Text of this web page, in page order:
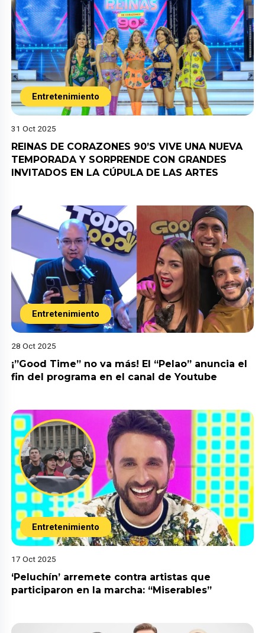
Entretenimiento
31 Oct 2025
REINAS DE CORAZONES 90’S VIVE UNA NUEVA
TEMPORADA Y SORPRENDE CON GRANDES
INVITADOS EN LA CÚPULA DE LAS ARTES
Entretenimiento
28 Oct 2025
¡”Good Time” no va más! El “Pelao” anuncia el
fin del programa en el canal de Youtube
Entretenimiento
17 Oct 2025
‘Peluchín’ arremete contra artistas que
participaron en la marcha: “Miserables”